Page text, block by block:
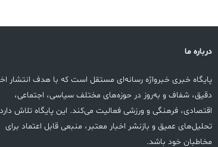
درباره ما
پایگاه خبری خبرواژه رسانه‌ای مستقل است که با هدف انتشار
دقیق، شفاف و به‌روز در حوزه‌های مختلف سیاسی، اجتماعی،
اقتصادی، فرهنگی و ورزشی فعالیت می‌کند. این پایگاه تلاش دارد
تحلیل‌های عمیق و بازنشر اخبار معتبر، منبعی قابل اعتماد برای
مخاطبان خود باشد.